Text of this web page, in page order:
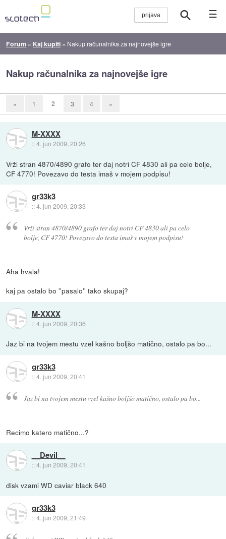
☰
Forum » Kaj kupiti » Nakup računalnika za najnovejše igre
Nakup računalnika za najnovejše igre
« 1 2 3 4 »
M-XXXX
::4. jun 2009, 20:26
Vrži stran 4870/4890 grafo ter daj notri CF 4830 ali pa celo bolje,
CF 4770! Povezavo do testa imaš v mojem podpisu!
gr33k3
::4. jun 2009, 20:33
Vrži stran 4870/4890 grafo ter daj notri CF 4830 ali pa celo
bolje, CF 4770! Povezavo do testa imaš v mojem podpisu!
Aha hvala!
kaj pa ostalo bo ''pasalo'' tako skupaj?
M-XXXX
::4. jun 2009, 20:36
Jaz bi na tvojem mestu vzel kašno boljšo matično, ostalo pa bo...
gr33k3
::4. jun 2009, 20:41
Jaz bi na tvojem mestu vzel kašno boljšo matično, ostalo pa bo...
Recimo katero matično...?
__Devil__
::4. jun 2009, 20:41
disk vzami WD caviar black 640
gr33k3
::4. jun 2009, 21:49